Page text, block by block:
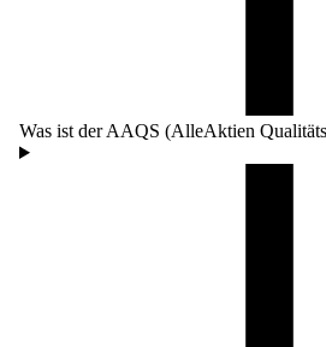
Was ist der AAQS (AlleAktien